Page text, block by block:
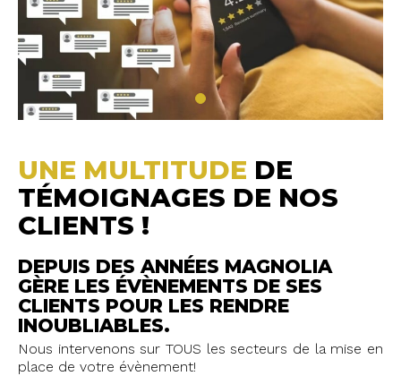
UNE MULTITUDE DE
TÉMOIGNAGES DE NOS
CLIENTS !
DEPUIS DES ANNÉES MAGNOLIA
GÈRE LES ÉVÈNEMENTS DE SES
CLIENTS POUR LES RENDRE
INOUBLIABLES.
Nous intervenons sur TOUS les secteurs de la mise en
place de votre évènement!